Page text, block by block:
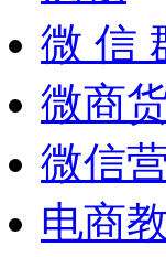
微 信
微商
微信
电商